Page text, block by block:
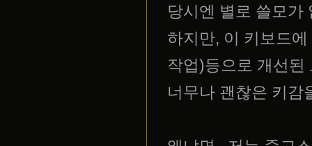
당시엔 별로 쓸모가
하지만, 이 키보드
작업)등으로 개선된
너무나 괜찮은 키감